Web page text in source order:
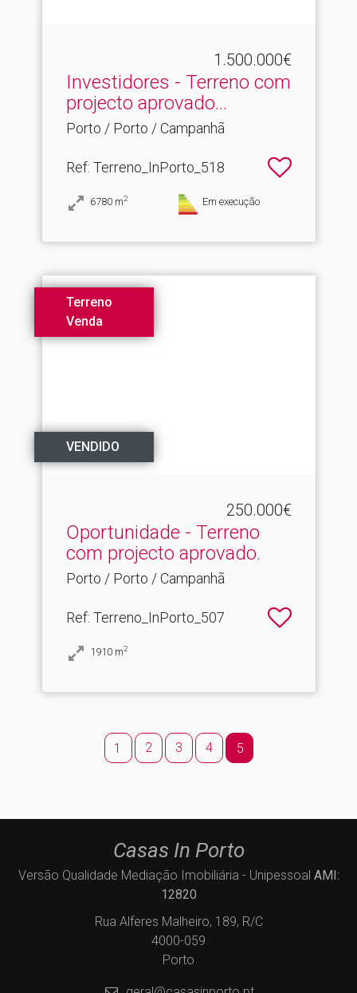
1.500.000€
Investidores - Terreno com
projecto aprovado.​..
Porto / Porto / Campanhã
Ref: Terreno_InPorto_518
6780 m2 Em execução
Terreno
Venda
VENDIDO
250.000€
Oportunidade - Terreno
com projecto aprovado.​
Porto / Porto / Campanhã
Ref: Terreno_InPorto_507
1910 m2
1 2 3 4 5
Casas In Porto
Versão Qualidade Mediação Imobiliária - Unipessoal AMI:
12820
Rua Alferes Malheiro, 189, R/C
4000-059
Porto